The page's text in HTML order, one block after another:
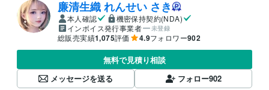
廉清生織 れんせい さき
本人確認
機密保持契約(NDA)
インボイス発行事業者
未登録
総販売実績1,075評価 4.9フォロワー902
無料で見積り相談
メッセージを送る
フォロー902